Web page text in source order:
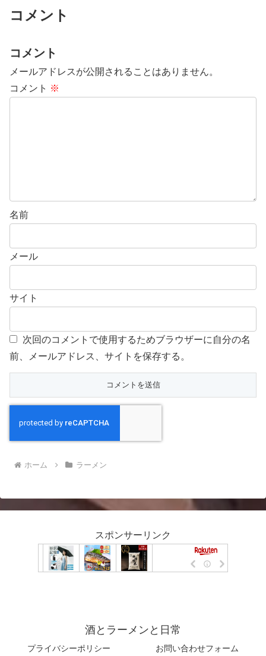
コメント
コメント
メールアドレスが公開されることはありません。
コメント ※
名前
メール
サイト
次回のコメントで使用するためブラウザーに自分の名
前、メールアドレス、サイトを保存する。
ホーム ラーメン
スポンサーリンク
酒とラーメンと日常
プライバシーポリシー お問い合わせフォーム